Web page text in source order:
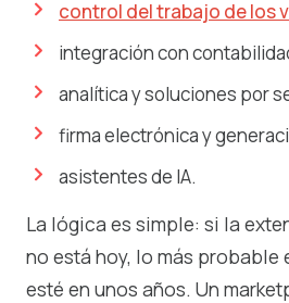
control del trabajo de los
integración con
analítica y soluciones por
firma electrónica y
asistentes de IA.
La lógica es simple: si la
no está hoy, lo más probable
esté en unos años. Un